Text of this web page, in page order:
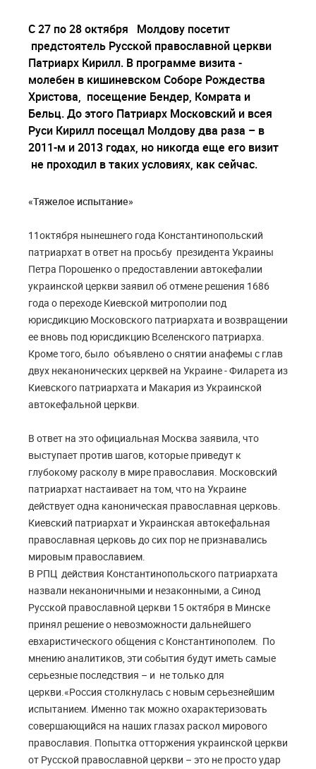
C 27 по 28 октября Молдову посетит
предстоятель Русской православной церкви
Патриарх Кирилл. В программе визита -
молебен в кишиневском Соборе Рождества
Христова, посещение Бендер, Комрата и
Бельц. До этого Патриарх Московский и всея
Руси Кирилл посещал Молдову два раза – в
2011-м и 2013 годах, но никогда еще его визит
не проходил в таких условиях, как сейчас.
«Тяжелое испытание»
11октября нынешнего года Константинопольский
патриархат в ответ на просьбу президента Украины
Петра Порошенко о предоставлении автокефалии
украинской церкви заявил об отмене решения 1686
года о переходе Киевской митрополии под
юрисдикцию Московского патриархата и возвращении
ее вновь под юрисдикцию Вселенского патриарха.
Кроме того, было объявлено о снятии анафемы с глав
двух неканонических церквей на Украине - Филарета из
Киевского патриархата и Макария из Украинской
автокефальной церкви.
В ответ на это официальная Москва заявила, что
выступает против шагов, которые приведут к
глубокому расколу в мире православия. Московский
патриархат настаивает на том, что на Украине
действует одна каноническая православная церковь.
Киевский патриархат и Украинская автокефальная
православная церковь до сих пор не признавались
мировым православием.
В РПЦ действия Константинопольского патриархата
назвали неканоничными и незаконными, а Синод
Русской православной церкви 15 октября в Минске
принял решение о невозможности дальнейшего
евхаристического общения с Константинополем. По
мнению аналитиков, эти события будут иметь самые
серьезные последствия – и не только для
церкви.«Россия столкнулась с новым серьезнейшим
испытанием. Именно так можно охарактеризовать
совершающийся на наших глазах раскол мирового
православия. Попытка отторжения украинской церкви
от Русской православной церкви – это не просто удар